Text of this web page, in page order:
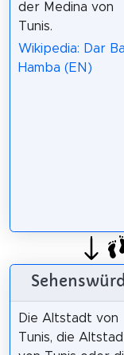
der Medina von
Tunis.
Wikipedia: Dar
Hamba (EN)
Die Altstadt von
Tunis, die